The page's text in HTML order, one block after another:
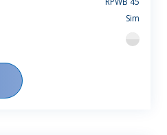
Sim
flint